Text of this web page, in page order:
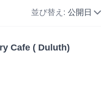
並び替え: 公開日
Cafe ( Duluth)